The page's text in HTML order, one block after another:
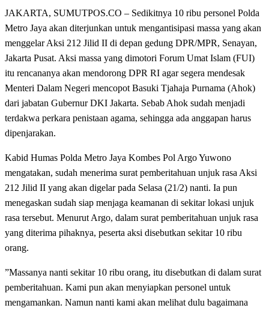
JAKARTA, SUMUTPOS.CO – Sedikitnya 10 ribu personel Polda
Metro Jaya akan diterjunkan untuk mengantisipasi massa yang akan
menggelar Aksi 212 Jilid II di depan gedung DPR/MPR, Senayan,
Jakarta Pusat. Aksi massa yang dimotori Forum Umat Islam (FUI)
itu rencananya akan mendorong DPR RI agar segera mendesak
Menteri Dalam Negeri mencopot Basuki Tjahaja Purnama (Ahok)
dari jabatan Gubernur DKI Jakarta. Sebab Ahok sudah menjadi
terdakwa perkara penistaan agama, sehingga ada anggapan harus
dipenjarakan.
Kabid Humas Polda Metro Jaya Kombes Pol Argo Yuwono
mengatakan, sudah menerima surat pemberitahuan unjuk rasa Aksi
212 Jilid II yang akan digelar pada Selasa (21/2) nanti. Ia pun
menegaskan sudah siap menjaga keamanan di sekitar lokasi unjuk
rasa tersebut. Menurut Argo, dalam surat pemberitahuan unjuk rasa
yang diterima pihaknya, peserta aksi disebutkan sekitar 10 ribu
orang.
”Massanya nanti sekitar 10 ribu orang, itu disebutkan di dalam surat
pemberitahuan. Kami pun akan menyiapkan personel untuk
mengamankan. Namun nanti kami akan melihat dulu bagaimana